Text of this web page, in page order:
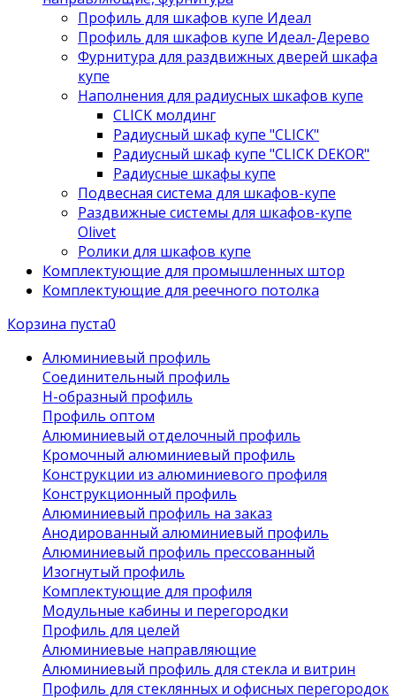
Профиль для шкафов купе Идеал
Профиль для шкафов купе Идеал-Дерево
Фурнитура для раздвижных дверей шкафа
купе
Наполнения для радиусных шкафов купе
CLICK молдинг
Радиусный шкаф купе "CLICK"
Радиусный шкаф купе "CLICK DEKOR"
Радиусные шкафы купе
Подвесная система для шкафов-купе
Раздвижные системы для шкафов-купе
Olivet
Ролики для шкафов купе
Комплектующие для промышленных штор
Комплектующие для реечного потолка
Корзина пуста0
Алюминиевый профиль
Соединительный профиль
Н-образный профиль
Профиль оптом
Алюминиевый отделочный профиль
Кромочный алюминиевый профиль
Конструкции из алюминиевого профиля
Конструкционный профиль
Алюминиевый профиль на заказ
Анодированный алюминиевый профиль
Алюминиевый профиль прессованный
Изогнутый профиль
Комплектующие для профиля
Модульные кабины и перегородки
Профиль для целей
Алюминиевые направляющие
Алюминиевый профиль для стекла и витрин
Профиль для стеклянных и офисных перегородок